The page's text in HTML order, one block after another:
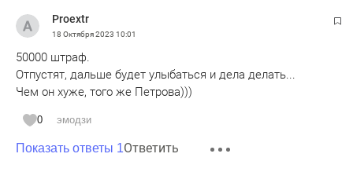
Proextr
18 Октября 2023 10:01
50000 штраф.
Отпустят, дальше будет улыбаться и дела делать...
Чем он хуже, того же Петрова)))
0 эмодзи
Показать ответы 1Ответить